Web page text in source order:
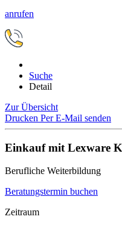
anrufen
Suche
Detail
Zur Übersicht
Drucken Per E-Mail senden
Einkauf mit Lexware
Berufliche Weiterbildung
Beratungstermin buchen
Zeitraum